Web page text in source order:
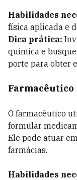
Habilidades
física aplicada e
Dica prática:
química e
porte para obter
Farmacêutico
O farmacêutico
formular
Ele pode atuar
farmácias.
Habilidades